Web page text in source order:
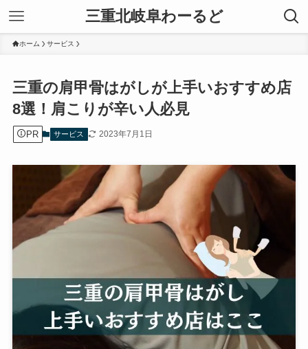
三重北岐阜わーるど
ホーム サービス
三重の肩甲骨はがしが上手いおすすめ店
8選！肩こりが辛い人必見
PR サービス 2023年7月1日